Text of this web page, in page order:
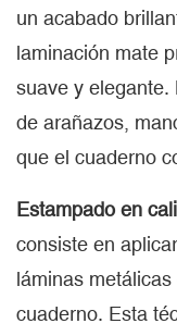
un acabado
laminación mate
suave y elegante.
de arañazos,
que el cuaderno
Estampado en
consiste en
láminas
cuaderno. Esta